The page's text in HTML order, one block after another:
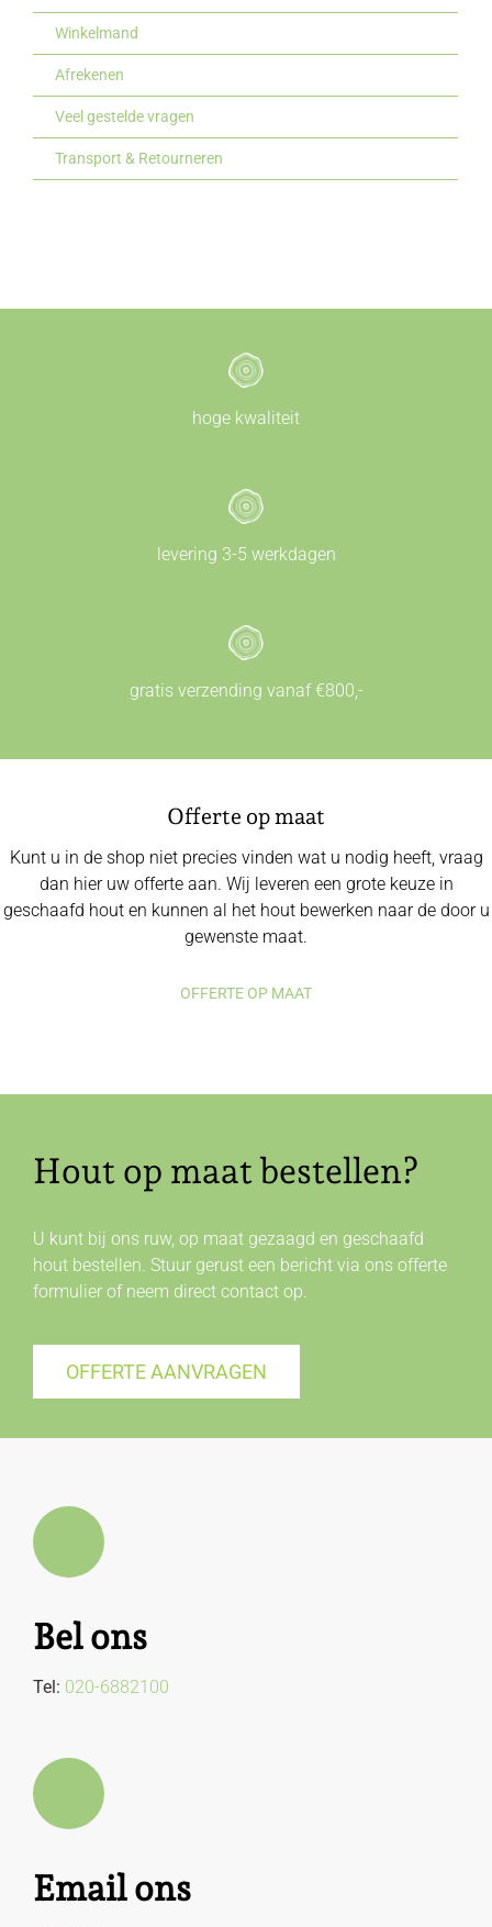
Winkelmand
Afrekenen
Veel gestelde vragen
Transport & Retourneren
hoge kwaliteit
levering 3-5 werkdagen
gratis verzending vanaf €800,-
Offerte op maat
Kunt u in de shop niet precies vinden wat u nodig heeft, vraag
dan hier uw offerte aan. Wij leveren een grote keuze in
geschaafd hout en kunnen al het hout bewerken naar de door u
gewenste maat.
OFFERTE OP MAAT
Hout op maat bestellen?
U kunt bij ons ruw, op maat gezaagd en geschaafd
hout bestellen. Stuur gerust een bericht via ons offerte
formulier of neem direct contactop.
OFFERTE AANVRAGEN
Bel ons
Tel: 020-6882100
Email ons